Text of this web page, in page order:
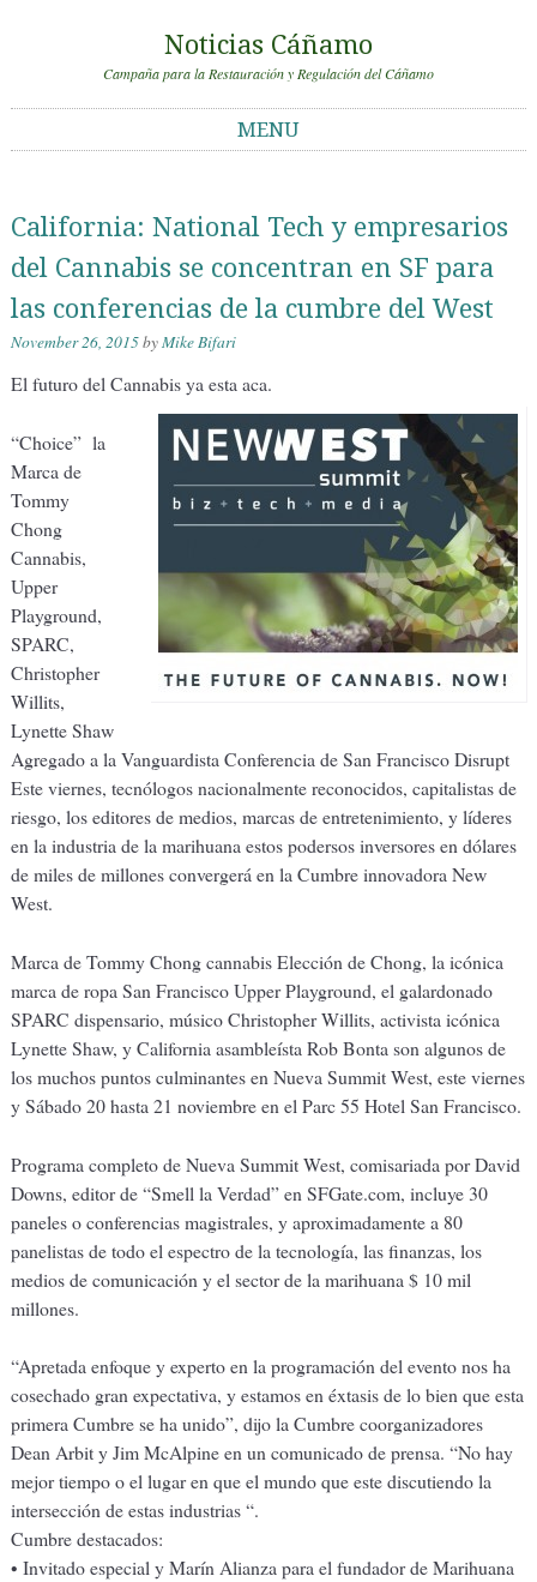
Noticias Cáñamo
Campaña para la Restauración y Regulación del Cáñamo
MENU
California: National Tech y empresarios
del Cannabis se concentran en SF para
las conferencias de la cumbre del West
November 26, 2015byMike Bifari
El futuro del Cannabis ya esta aca.
“Choice” la
Marca de
Tommy
Chong
Cannabis,
Upper
Playground,
SPARC,
Christopher
Willits,
Lynette Shaw
Agregado a la Vanguardista Conferencia de San Francisco Disrupt
Este viernes, tecnólogos nacionalmente reconocidos, capitalistas de
riesgo, los editores de medios, marcas de entretenimiento, y líderes
en la industria de la marihuana estos podersos inversores en dólares
de miles de millones convergerá en la Cumbre innovadora New
West.
Marca de Tommy Chong cannabis Elección de Chong, la icónica
marca de ropa San Francisco Upper Playground, el galardonado
SPARC dispensario, músico Christopher Willits, activista icónica
Lynette Shaw, y California asambleísta Rob Bonta son algunos de
los muchos puntos culminantes en Nueva Summit West, este viernes
y Sábado 20 hasta 21 noviembre en el Parc 55 Hotel San Francisco.
Programa completo de Nueva Summit West, comisariada por David
Downs, editor de “Smell la Verdad” en SFGate.com, incluye 30
paneles o conferencias magistrales, y aproximadamente a 80
panelistas de todo el espectro de la tecnología, las finanzas, los
medios de comunicación y el sector de la marihuana $ 10 mil
millones.
“Apretada enfoque y experto en la programación del evento nos ha
cosechado gran expectativa, y estamos en éxtasis de lo bien que esta
primera Cumbre se ha unido”, dijo la Cumbre coorganizadores
Dean Arbit y Jim McAlpine en un comunicado de prensa. “No hay
mejor tiempo o el lugar en que el mundo que este discutiendo la
intersección de estas industrias “.
Cumbre destacados:
• Invitado especial y Marín Alianza para el fundador de Marihuana